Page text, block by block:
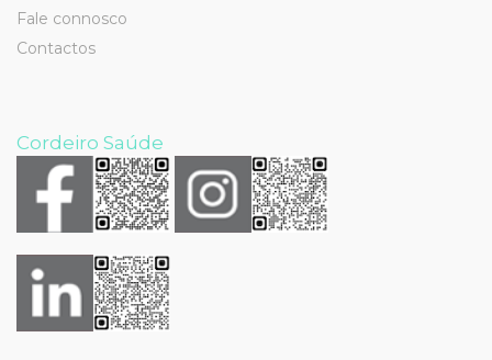
Fale connosco
Contactos
Cordeiro Saúde